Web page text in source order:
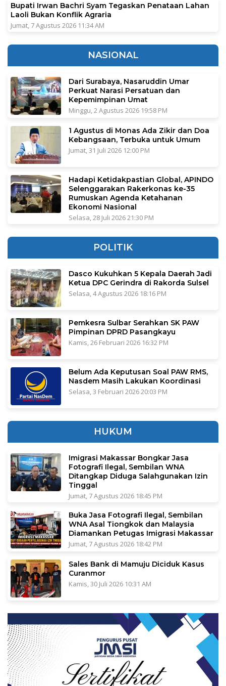
Bupati Irwan Bachri Syam Tegaskan Penataan Lahan
Laoli Bukan Konflik Agraria
Jumat, 7 Agustus 2026 11:34 AM
NASIONAL
Dari Surabaya, Nasaruddin Umar
Perkuat Narasi Persatuan dan
Kepemimpinan Umat
Minggu, 2 Agustus 2026 19:58 PM
1 Agustus di Monas Ada Zikir dan Doa
Kebangsaan, Terbuka untuk Umum
Jumat, 31 Juli 2026 12:00 PM
Hadapi Ketidakpastian Global, APINDO
Selenggarakan Rakerkonas ke-35
Rumuskan Agenda Ketahanan
Ekonomi Nasional
Selasa, 28 Juli 2026 21:30 PM
POLITIK
Dasco Kukuhkan 5 Kepala Daerah Jadi
Ketua DPC Gerindra di Rakorda Sulsel
Selasa, 4 Agustus 2026 18:16 PM
Pemkesra Sulbar Serahkan SK PAW
Pimpinan DPRD Pasangkayu
Kamis, 26 Februari 2026 16:32 PM
Belum Ada Keputusan Soal PAW RMS,
Nasdem Masih Lakukan Koordinasi
Selasa, 3 Februari 2026 20:03 PM
HUKUM
Imigrasi Makassar Bongkar Jasa
Fotografi Ilegal, Sembilan WNA
Ditangkap Diduga Salahgunakan Izin
Tinggal
Jumat, 7 Agustus 2026 18:45 PM
Buka Jasa Fotografi Ilegal, Sembilan
WNA Asal Tiongkok dan Malaysia
Diamankan Petugas Imigrasi Makassar
Jumat, 7 Agustus 2026 18:42 PM
Sales Bank di Mamuju Diciduk Kasus
Curanmor
Kamis, 30 Juli 2026 10:31 AM